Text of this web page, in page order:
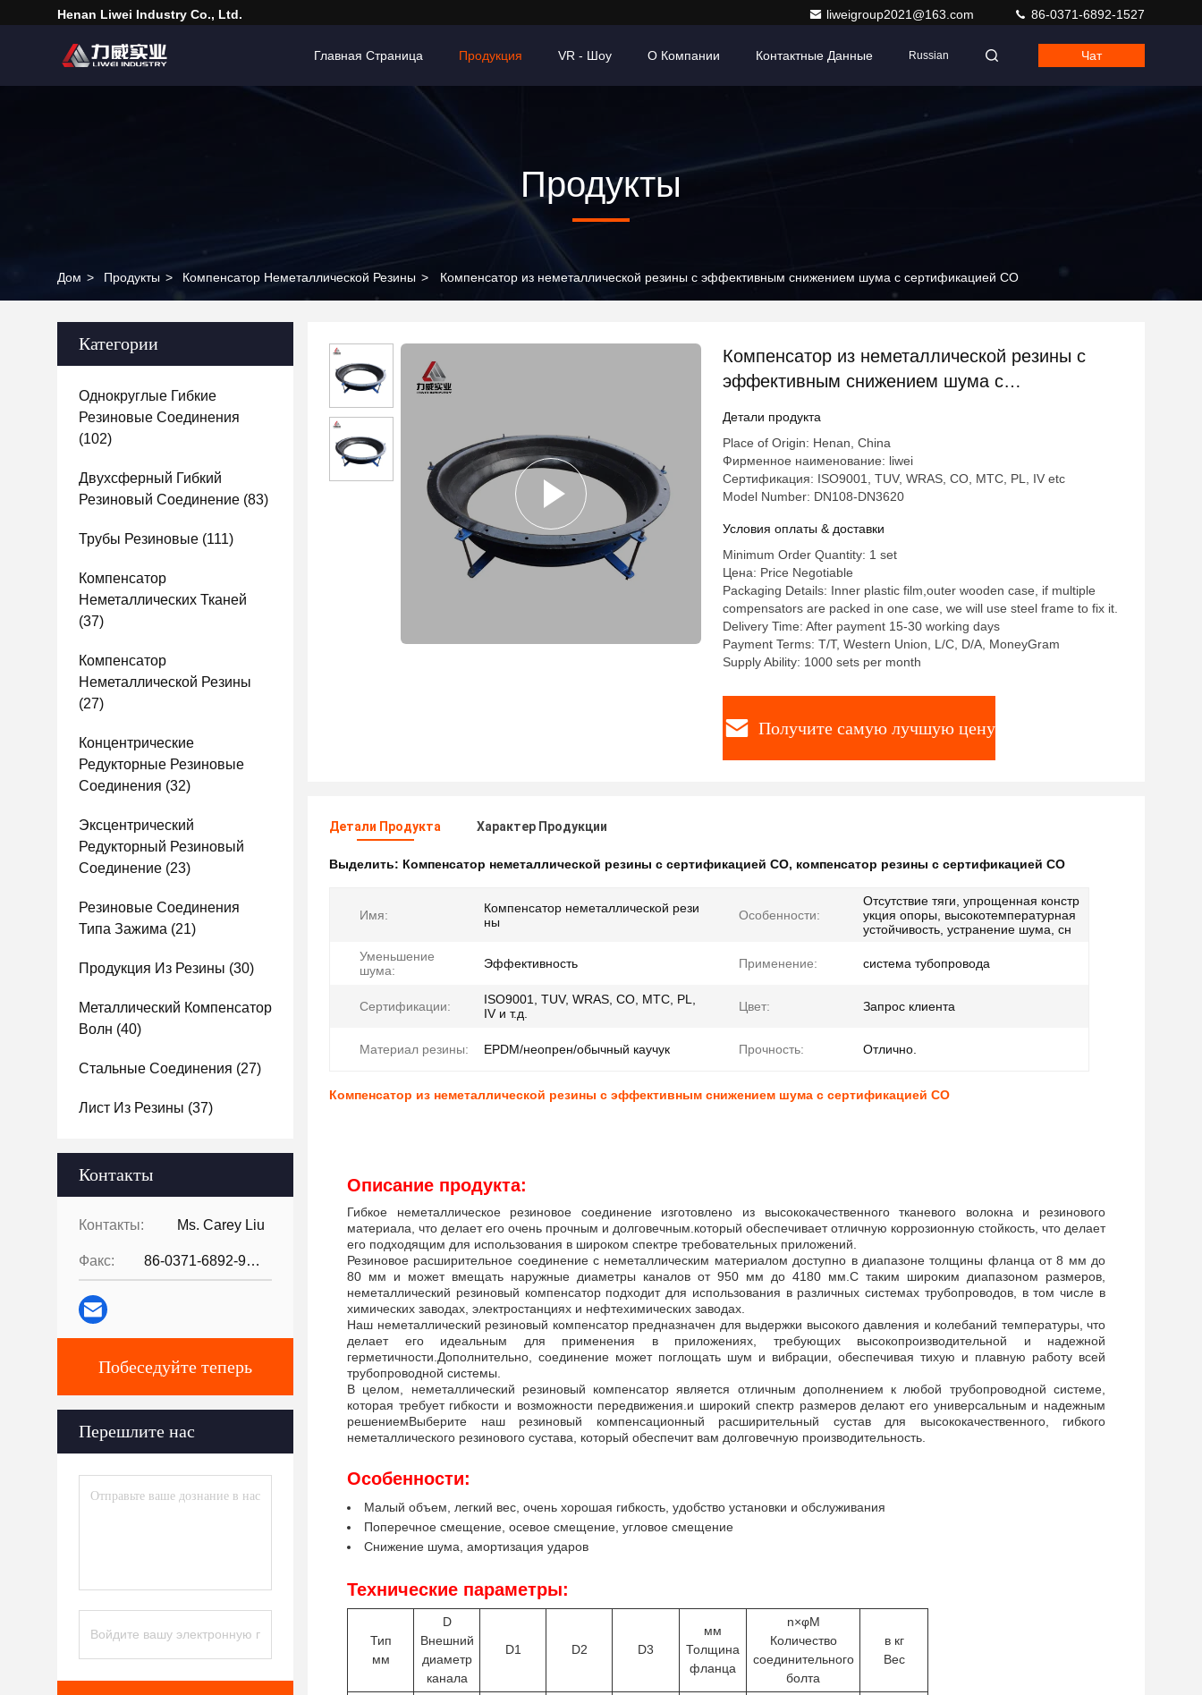
Henan Liwei Industry Co., Ltd. liweigroup2021@163.com 86-0371-6892-1527
Главная Страница Продукция VR - Шоу О Компании Контактные Данные Russian Чат
Продукты
Дом > Продукты > Компенсатор Неметаллической Резины > Компенсатор из неметаллической резины с эффективным снижением шума с сертификацией CO
Категории
Однокруглые Гибкие
Резиновые Соединения
(102)
Двухсферный Гибкий
Резиновый Соединение (83)
Трубы Резиновые (111)
Компенсатор
Неметаллических Тканей
(37)
Компенсатор
Неметаллической Резины
(27)
Концентрические
Редукторные Резиновые
Соединения (32)
Эксцентрический
Редукторный Резиновый
Соединение (23)
Резиновые Соединения
Типа Зажима (21)
Продукция Из Резины (30)
Металлический Компенсатор
Волн (40)
Стальные Соединения (27)
Лист Из Резины (37)
Контакты
Контакты: Ms. Carey Liu
Факс: 86-0371-6892-9024
Побеседуйте теперь
Перешлите нас
Компенсатор из неметаллической резины с
эффективным снижением шума с
Детали продукта
Place of Origin: Henan, China
Фирменное наименование: liwei
Сертификация: ISO9001, TUV, WRAS, CO, MTC, PL, IV etc
Model Number: DN108-DN3620
Условия оплаты & доставки
Minimum Order Quantity: 1 set
Цена: Price Negotiable
Packaging Details: Inner plastic film,outer wooden case, if multiple
compensators are packed in one case, we will use steel frame to fix it.
Delivery Time: After payment 15-30 working days
Payment Terms: T/T, Western Union, L/C, D/A, MoneyGram
Supply Ability: 1000 sets per month
Получите самую лучшую цену
Детали Продукта Характер Продукции
Выделить: Компенсатор неметаллической резины с сертификацией CO, компенсатор резины с сертификацией CO
Имя:
Компенсатор неметаллической рези
ны
Особенности:
Отсутствие тяги, упрощенная констр
укция опоры, высокотемпературная
устойчивость, устранение шума, сн
Уменьшение
шума:
Эффективность Применение: система тубопровода
Сертификации:
ISO9001, TUV, WRAS, CO, MTC, PL,
IV и т.д.
Цвет: Запрос клиента
Материал резины: EPDM/неопрен/обычный каучук Прочность: Отлично.
Компенсатор из неметаллической резины с эффективным снижением шума с сертификацией CO
Описание продукта:
Гибкое неметаллическое резиновое соединение изготовлено из высококачественного тканевого волокна и резинового
материала, что делает его очень прочным и долговечным.который обеспечивает отличную коррозионную стойкость, что делает
его подходящим для использования в широком спектре требовательных приложений.
Резиновое расширительное соединение с неметаллическим материалом доступно в диапазоне толщины фланца от 8 мм до
80 мм и может вмещать наружные диаметры каналов от 950 мм до 4180 мм.С таким широким диапазоном размеров,
неметаллический резиновый компенсатор подходит для использования в различных системах трубопроводов, в том числе в
химических заводах, электростанциях и нефтехимических заводах.
Наш неметаллический резиновый компенсатор предназначен для выдержки высокого давления и колебаний температуры, что
делает его идеальным для применения в приложениях, требующих высокопроизводительной и надежной
герметичности.Дополнительно, соединение может поглощать шум и вибрации, обеспечивая тихую и плавную работу всей
трубопроводной системы.
В целом, неметаллический резиновый компенсатор является отличным дополнением к любой трубопроводной системе,
которая требует гибкости и возможности передвижения.и широкий спектр размеров делают его универсальным и надежным
решениемВыберите наш резиновый компенсационный расширительный сустав для высококачественного, гибкого
неметаллического резинового сустава, который обеспечит вам долговечную производительность.
Особенности:
Малый объем, легкий вес, очень хорошая гибкость, удобство установки и обслуживания
Поперечное смещение, осевое смещение, угловое смещение
Снижение шума, амортизация ударов
Технические параметры:
Тип
мм
D
Внешний
диаметр
канала
D1 D2 D3
мм
Толщина
фланца
n×φM
Количество
соединительного
болта
в кг
Вес